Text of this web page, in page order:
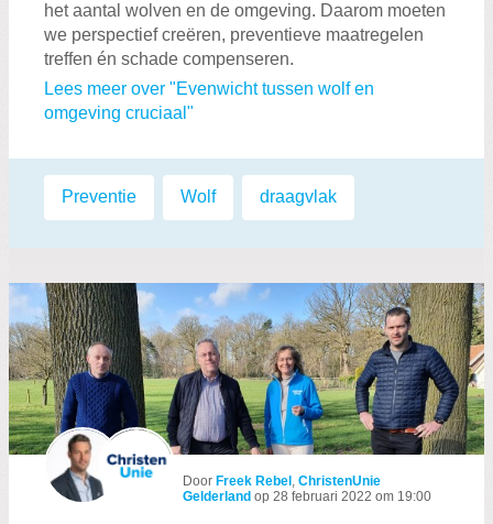
het aantal wolven en de omgeving. Daarom moeten
we perspectief creëren, preventieve maatregelen
treffen én schade compenseren.
Lees meer over "Evenwicht tussen wolf en
omgeving cruciaal"
Labels:
Preventie Wolf draagvlak
Door Freek Rebel , ChristenUnie
Gelderland op 28 februari 2022 om 19:00